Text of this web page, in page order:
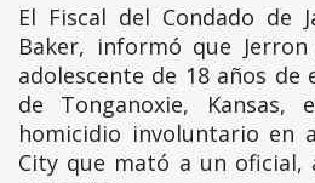
El Fiscal del Condado de
Baker, informó que
adolescente de 18 años de
de Tonganoxie, Kansas,
homicidio involuntario en
City que mató a un